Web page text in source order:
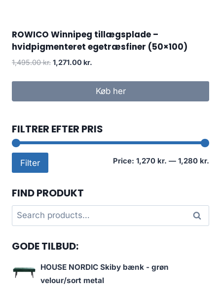
ROWICO Winnipeg tillægsplade –
hvidpigmenteret egetræsfiner (50×100)
1,495.00kr. 1,271.00 kr.
Køb her
FILTRER EFTER PRIS
Filter Price: 1,270 kr. — 1,280 kr.
FIND PRODUKT
Search
for:
Search
GODE TILBUD:
HOUSE NORDIC Skiby bænk - grøn
velour/sort metal